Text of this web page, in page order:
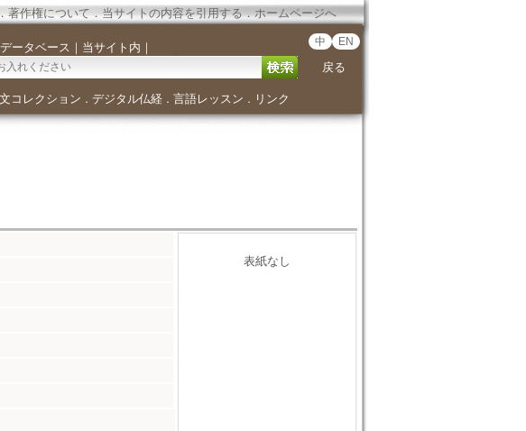
著作権について．当サイトの内容を引用する．ホームページへ
ータベース ｜ 当サイト内 ｜ 中 EN
戻る
コレクション ． デジタル仏経． 言語レッスン ． リンク
表紙なし